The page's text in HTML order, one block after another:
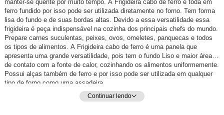
manter-se quente por muito tempo. A Frigideira cabo de ferro é toda em
ferro fundido por isso pode ser utilizada diretamente no forno. Tem forma
lisa do fundo e de suas bordas altas. Devido a essa versatilidade essa
frigideira é peça indispensável na cozinha dos principais chefs do mundo.
Prepare carnes suculentas, peixes, ovos, omeletes, panquecas e todos
os tipos de alimentos. A Frigideira cabo de ferro é uma panela que
apresenta uma grande versatilidade, pois tem o fundo Liso e maior área
de contato com a fonte de calor, cozinhando os alimentos uniformemente.
Possui alças também de ferro e por isso pode ser utilizada em qualquer
tipo de forno como uma assadeira.
Continuar lendo